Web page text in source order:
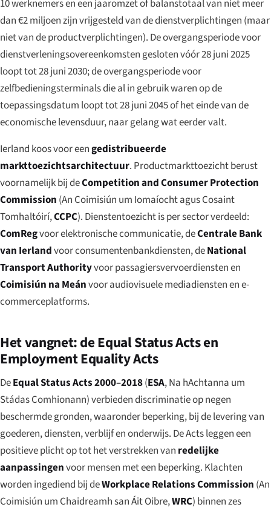
10 werknemers en een jaaromzet of balanstotaal van niet meer
dan €2 miljoen zijn vrijgesteld van de dienstverplichtingen (maar
niet van de productverplichtingen). De overgangsperiode voor
dienstverleningsovereenkomsten gesloten vóór 28 juni 2025
loopt tot 28 juni 2030; de overgangsperiode voor
zelfbedieningsterminals die al in gebruik waren op de
toepassingsdatum loopt tot 28 juni 2045 of het einde van de
economische levensduur, naar gelang wat eerder valt.
Ierland koos voor eengedistribueerde
markttoezichtsarchitectuur. Productmarkttoezicht berust
voornamelijk bij deCompetition and Consumer Protection
Commission (An Coimisiún um Iomaíocht agus Cosaint
Tomhaltóirí,CCPC). Dienstentoezicht is per sector verdeeld:
ComRegvoor elektronische communicatie, deCentrale Bank
van Ierlandvoor consumentenbankdiensten, deNational
Transport Authorityvoor passagiersvervoerdiensten en
Coimisiún na Meánvoor audiovisuele mediadiensten en e-
commerceplatforms.
Het vangnet: de Equal Status Acts en
Employment Equality Acts
DeEqual Status Acts 2000–2018(ESA,Na hAchtanna um
Stádas Comhionann) verbieden discriminatie op negen
beschermde gronden, waaronder beperking, bij de levering van
goederen, diensten, verblijf en onderwijs. De Acts leggen een
positieve plicht op tot het verstrekken van redelijke
aanpassingenvoor mensen met een beperking. Klachten
worden ingediend bij deWorkplace Relations Commission (An
Coimisiún um Chaidreamh san Áit Oibre,WRC) binnen zes